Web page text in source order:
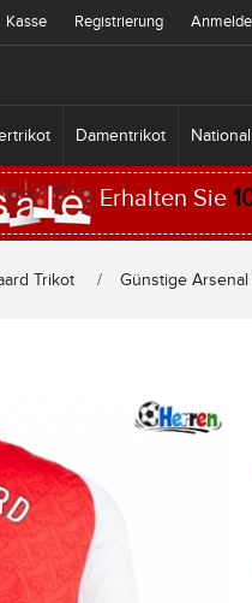
Kasse Registrierung
Damentrikot
Erhalten Sie
Trikot Günstige